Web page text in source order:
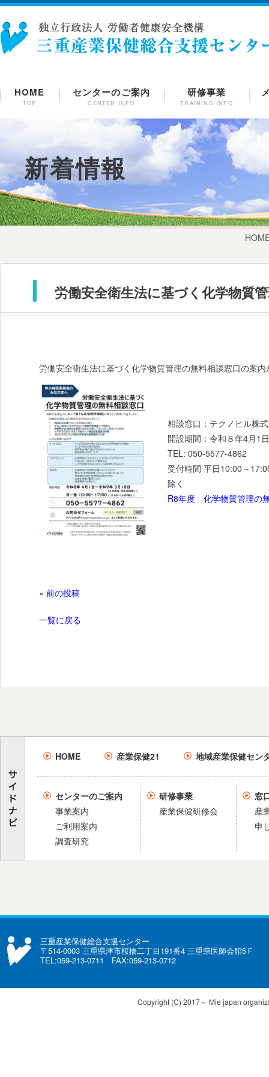
HOME
TOP
センターのご案内
CENTER INFO
研修事業
TRAINING INFO
新着情報
労働安全衛生法に基づく化学物質
労働安全衛生法に基づく化学物質管理の無料相談窓口の案
相談窓口：テクノヒル株
開設期間：令和８年4月1
TEL: 050-5577-4862
受付時間 平日10:00～
除く
R8年度 化学物質管理の
« 前の投稿
一覧に戻る
HOME 産業保健21 地域産業保健セン
センターのご案内
事業案内
ご利用案内
調査研究
研修事業
産業保健研修会
窓
産
申
三重産業保健総合支援センター
〒514-0003 三重県津市桜橋二丁目191番4 三重県医師会館5Ｆ
TEL:059-213-0711 FAX:059-213-0712
Copyright (C) 2017～ Mie japan